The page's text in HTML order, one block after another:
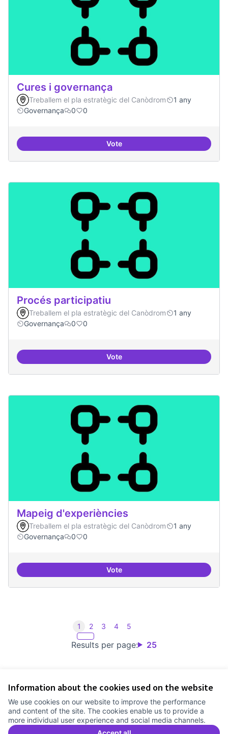
Information about the cookies used on the website
We use cookies on our website to improve the performance
and content of the site. The cookies enable us to provide a
more individual user experience and social media channels.
Cures i governança
Treballem el pla estratègic del Canòdrom
1 any
Governança
0 0
VoteCures i governança
Procés participatiu
Treballem el pla estratègic del Canòdrom
1 any
Governança
0 0
VoteProcés participatiu
Mapeig d'experiències
Treballem el pla estratègic del Canòdrom
1 any
Governança
0 0
VoteMapeig d'experiències
Results per page: 25
1 2 3 4 5
Cookie settings
Comunitat Canòdrom at Facebook
(External link)
Comunitat Canòdrom at Instagram
(External link)
Comunitat Canòdrom at YouTube
(External link)
English
Triar la llenguaElegir el idiomaChoose language